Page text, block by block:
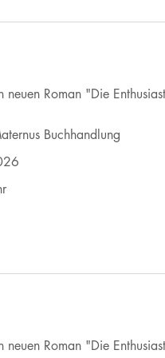
Roman "Die
Buchhandlung
Roman "Die